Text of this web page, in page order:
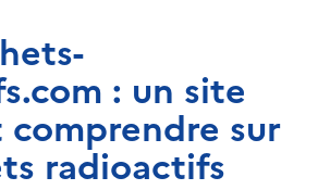
: un site
sur
radioactifs